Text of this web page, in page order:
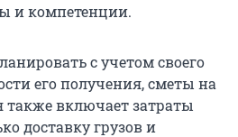
и компетенции.
с учетом своего
его получения, сметы на
также включает затраты
доставку грузов и